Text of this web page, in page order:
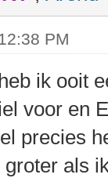
PM
ik ooit
voor en
precies
groter als